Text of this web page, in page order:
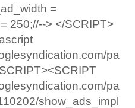
=
250;//--> </SCRIPT>
pa
pa
show_ads_impl